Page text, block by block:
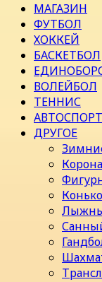
МАГАЗИН
ФУТБОЛ
ХОККЕЙ
БАСКЕТБОЛ
ВОЛЕЙБОЛ
ТЕННИС
АВТОСПОРТ
ДРУГОЕ